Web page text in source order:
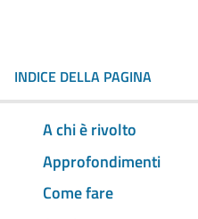
INDICE DELLA PAGINA
A chi è rivolto
Approfondimenti
Come fare